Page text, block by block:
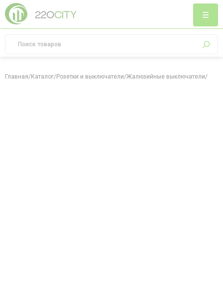
Главная/Каталог/Розетки и выключатели/Жалюзийные выключатели/